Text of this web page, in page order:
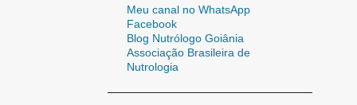
Meu canal no WhatsApp
Facebook
Blog Nutrólogo Goiânia
Associação Brasileira de
Nutrologia